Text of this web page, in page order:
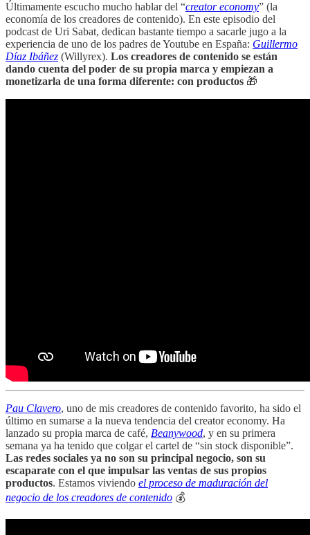
Últimamente escucho mucho hablar del “creator economy” (la
economía de los creadores de contenido). En este episodio del
podcast de Uri Sabat, dedican bastante tiempo a sacarle jugo a la
experiencia de uno de los padres de Youtube en España: Guillermo
Díaz Ibáñez (Willyrex). Los creadores de contenido se están
dando cuenta del poder de su propia marca y empiezan a
monetizarla de una forma diferente: con productos 🎁
Pau Clavero, uno de mis creadores de contenido favorito, ha sido el
último en sumarse a la nueva tendencia del creator economy. Ha
lanzado su propia marca de café, Beanywood, y en su primera
semana ya ha tenido que colgar el cartel de “sin stock disponible”.
Las redes sociales ya no son su principal negocio, son su
escaparate con el que impulsar las ventas de sus propios
productos. Estamos viviendo el proceso de maduración del
negocio de los creadores de contenido 💰